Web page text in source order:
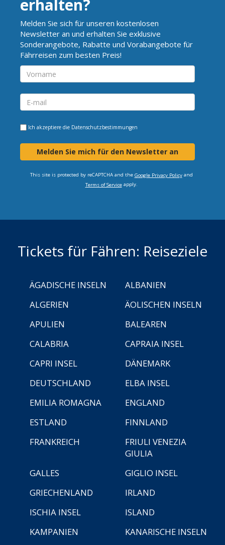
erhalten?
Melden Sie sich für unseren kostenlosen
Newsletter an und erhalten Sie exklusive
Sonderangebote, Rabatte und Vorabangebote für
Fährreisen zum besten Preis!
Ich akzeptiere die Datenschutzbestimmungen
Melden Sie mich für den Newsletter an
This site is protected by reCAPTCHA and the Google Privacy Policyand
Terms of Serviceapply.
Tickets für Fähren: Reiseziele
ÄGADISCHE INSELN
ALBANIEN
ALGERIEN
ÄOLISCHEN INSELN
APULIEN
BALEAREN
CALABRIA
CAPRAIA INSEL
CAPRI INSEL
DÄNEMARK
DEUTSCHLAND
ELBA INSEL
EMILIA ROMAGNA
ENGLAND
ESTLAND
FINNLAND
FRANKREICH
FRIULI VENEZIA
GIULIA
GALLES
GIGLIO INSEL
GRIECHENLAND
IRLAND
ISCHIA INSEL
ISLAND
KAMPANIEN
KANARISCHE INSELN